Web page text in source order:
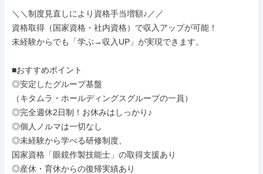
＼＼制度見直しにより資格手当増額♪／／
資格取得（国家資格・社内資格）で収入アップが可能！
未経験からでも「学ぶ→収入UP」が実現できます。
■おすすめポイント
◎安定したグループ基盤
（キタムラ・ホールディングスグループの一員）
◎完全週休2日制！お休みはしっかり♪
◎個人ノルマは一切なし
◎未経験から学べる研修制度、
国家資格「眼鏡作製技能士」の取得支援あり
◎産休・育休からの復帰実績あり